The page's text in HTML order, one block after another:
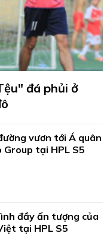
đá phủi ở
vươn tới Á quân
Group tại HPL S5
đầy ấn tượng của
tại HPL S5